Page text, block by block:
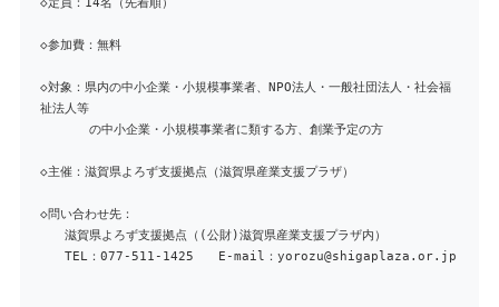
◇定員：14名（先着順）
◇参加費：無料
◇対象：県内の中小企業・小規模事業者、NPO法人・一般社団法人・社会福
祉法人等
の中小企業・小規模事業者に類する方、創業予定の方
◇主催：滋賀県よろず支援拠点（滋賀県産業支援プラザ）
◇問い合わせ先：
滋賀県よろず支援拠点（(公財)滋賀県産業支援プラザ内）
TEL：077-511-1425 E-mail：yorozu@shigaplaza.or.jp